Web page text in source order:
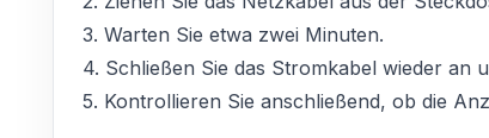
3. Warten Sie etwa zwei Minuten.
4. Schließen Sie das Stromkabel wieder an
5. Kontrollieren Sie anschließend, ob die